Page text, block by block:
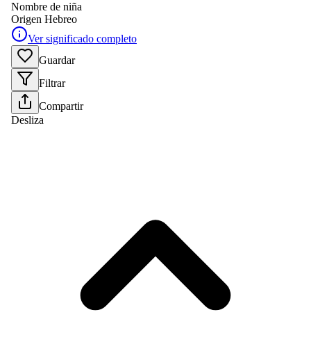
Nombre de niña
Origen Hebreo
Ver significado completo
Guardar
Filtrar
Compartir
Desliza